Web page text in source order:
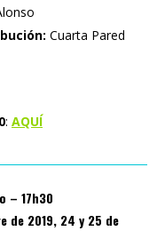
Cuarta Pared
: AQUÍ
– 17h30
de 2019, 24 y 25 de